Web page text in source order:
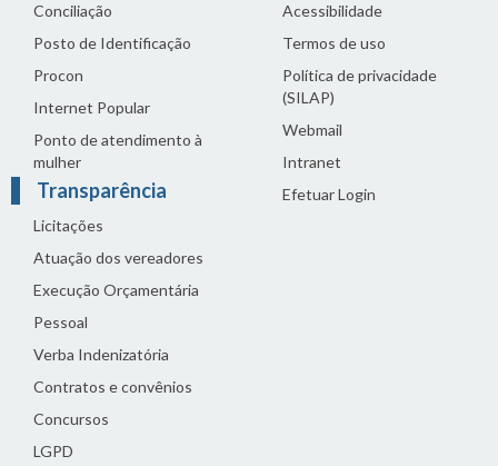
Conciliação
Posto de Identificação
Procon
Internet Popular
Ponto de atendimento à
mulher
Transparência
Licitações
Atuação dos vereadores
Execução Orçamentária
Pessoal
Verba Indenizatória
Contratos e convênios
Concursos
LGPD
Acessibilidade
Termos de uso
Política de privacidade
(SILAP)
Webmail
Intranet
Efetuar Login